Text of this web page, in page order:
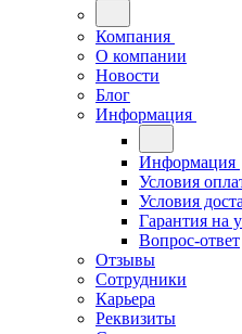
Компания
О компании
Новости
Блог
Информация
Информация
Условия
Условия
Гарантия на
Вопрос-ответ
Отзывы
Сотрудники
Карьера
Реквизиты